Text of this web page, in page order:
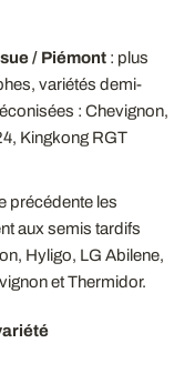
/ Piémont : plus
variétés demi-
: Chevignon,
Kingkong RGT
précédente les
aux semis tardifs
Hyligo, LG Abilene,
et Thermidor.